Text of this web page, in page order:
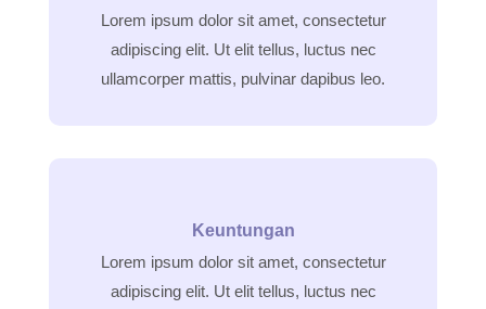
Lorem ipsum dolor sit amet, consectetur
adipiscing elit. Ut elit tellus, luctus nec
ullamcorper mattis, pulvinar dapibus leo.
Keuntungan
Lorem ipsum dolor sit amet, consectetur
adipiscing elit. Ut elit tellus, luctus nec